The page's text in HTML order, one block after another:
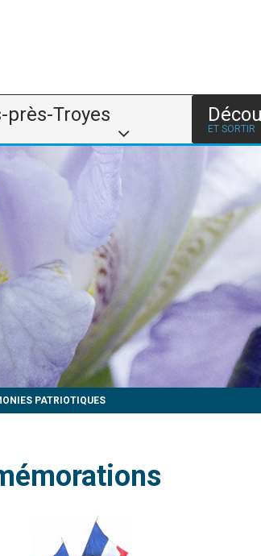
près-Troyes
ET SORTIR
PATRIOTIQUES